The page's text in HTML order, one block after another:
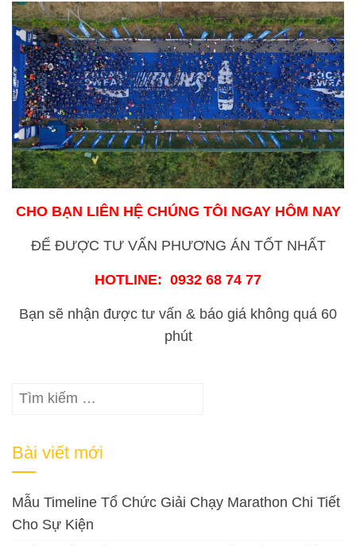
CHO BẠN LIÊN HỆ CHÚNG TÔI NGAY HÔM NAY
ĐỂ ĐƯỢC TƯ VẤN PHƯƠNG ÁN TỐT NHẤT
HOTLINE: 0932 68 74 77
Bạn sẽ nhận được tư vấn & báo giá không quá 60
phút
Tìm
Bài viết mới
Mẫu Timeline Tổ Chức Giải Chạy Marathon Chi Tiết
Cho Sự Kiện